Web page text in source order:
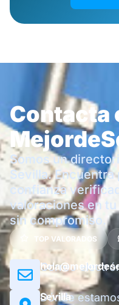
Contacta
Somos un
Sevilla.
confianza
valoraciones en
sin compromiso.
TOP VALORADOS
Correo
Dónde
Sevilla